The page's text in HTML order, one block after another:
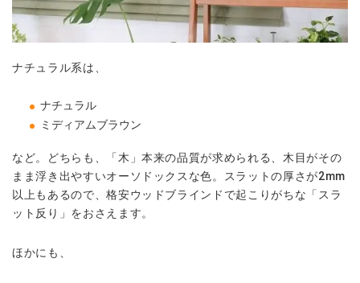
ナチュラル系は、
ナチュラル
ミディアムブラウン
など。どちらも、「木」本来の品質が求められる、木目がその
まま浮き出やすいオーソドックスな色。スラットの厚さが2mm
以上もあるので、格安ウッドブラインドで起こりがちな「スラ
ット反り」をおさえます。
ほかにも、